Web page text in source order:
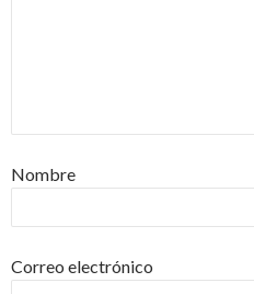
Nombre
Correo electrónico